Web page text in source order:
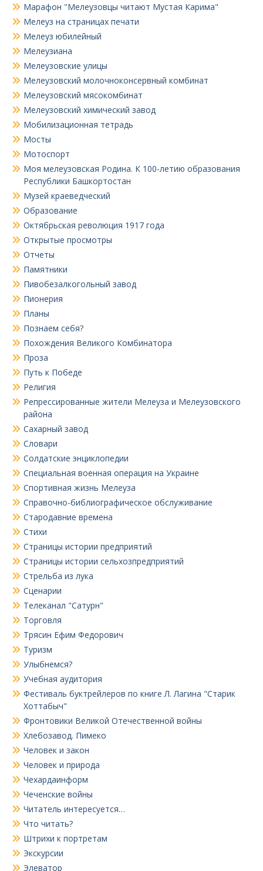
Марафон "Мелеузовцы читают Мустая Карима"
Мелеуз на страницах печати
Мелеуз юбилейный
Мелеузиана
Мелеузовские улицы
Мелеузовский молочноконсервный комбинат
Мелеузовский мясокомбинат
Мелеузовский химический завод
Мобилизационная тетрадь
Мосты
Мотоспорт
Моя мелеузовская Родина. К 100-летию образования
Республики Башкортостан
Музей краеведческий
Образование
Октябрьская революция 1917 года
Открытые просмотры
Отчеты
Памятники
Пивобезалкогольный завод
Пионерия
Планы
Познаем себя?
Похождения Великого Комбинатора
Проза
Путь к Победе
Религия
Репрессированные жители Мелеуза и Мелеузовского
района
Сахарный завод
Словари
Солдатские энциклопедии
Специальная военная операция на Украине
Спортивная жизнь Мелеуза
Справочно-библиографическое обслуживание
Стародавние времена
Стихи
Страницы истории предприятий
Страницы истории сельхозпредприятий
Стрельба из лука
Сценарии
Телеканал "Сатурн"
Торговля
Трясин Ефим Федорович
Туризм
Улыбнемся?
Учебная аудитория
Фестиваль буктрейлеров по книге Л. Лагина "Старик
Хоттабыч"
Фронтовики Великой Отечественной войны
Хлебозавод. Пимеко
Человек и закон
Человек и природа
Чехардаинформ
Чеченские войны
Читатель интересуется…
Что читать?
Штрихи к портретам
Экскурсии
Элеватор